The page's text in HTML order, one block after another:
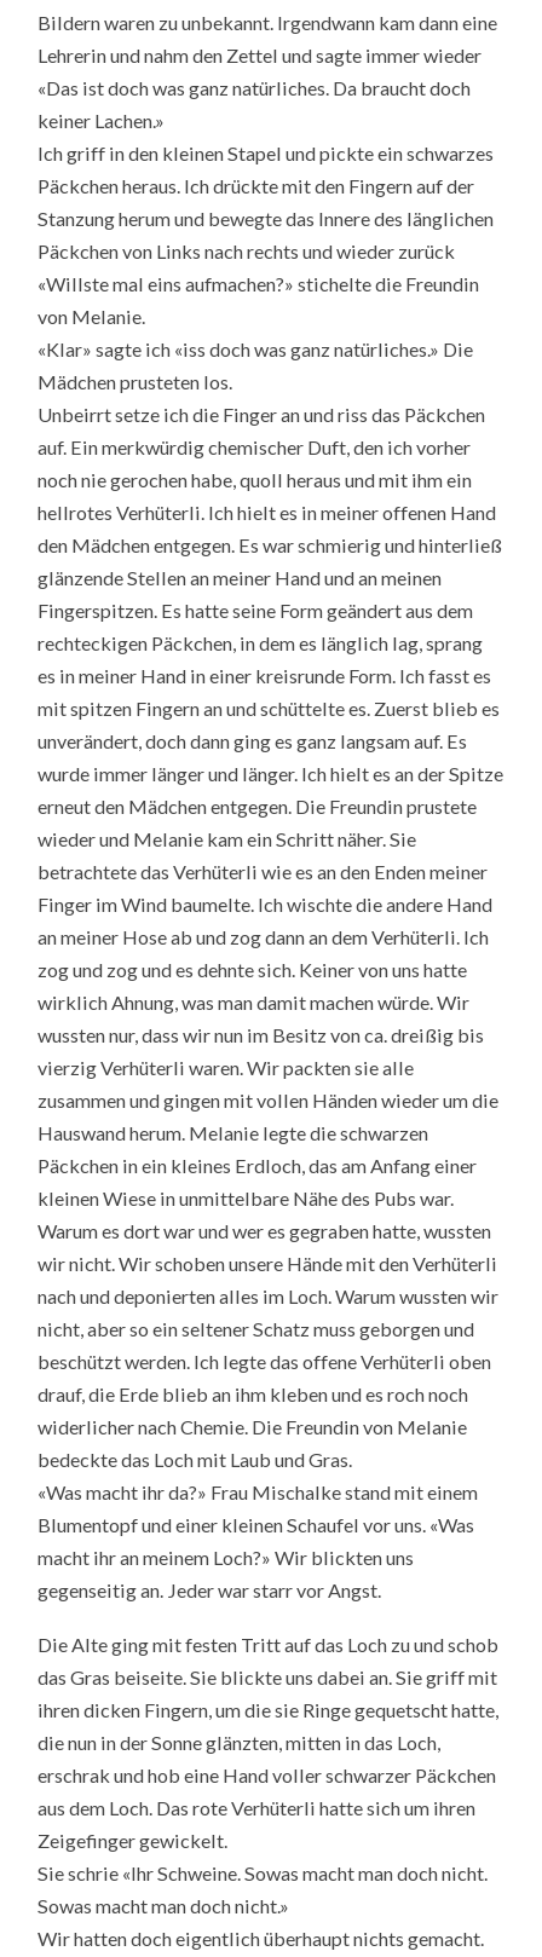
Bildern waren zu unbekannt. Irgendwann kam dann eine
Lehrerin und nahm den Zettel und sagte immer wieder
«Das ist doch was ganz natürliches. Da braucht doch
keiner Lachen.»
Ich griff in den kleinen Stapel und pickte ein schwarzes
Päckchen heraus. Ich drückte mit den Fingern auf der
Stanzung herum und bewegte das Innere des länglichen
Päckchen von Links nach rechts und wieder zurück
«Willste mal eins aufmachen?» stichelte die Freundin
von Melanie.
«Klar» sagte ich «iss doch was ganz natürliches.» Die
Mädchen prusteten los.
Unbeirrt setze ich die Finger an und riss das Päckchen
auf. Ein merkwürdig chemischer Duft, den ich vorher
noch nie gerochen habe, quoll heraus und mit ihm ein
hellrotes Verhüterli. Ich hielt es in meiner offenen Hand
den Mädchen entgegen. Es war schmierig und hinterließ
glänzende Stellen an meiner Hand und an meinen
Fingerspitzen. Es hatte seine Form geändert aus dem
rechteckigen Päckchen, in dem es länglich lag, sprang
es in meiner Hand in einer kreisrunde Form. Ich fasst es
mit spitzen Fingern an und schüttelte es. Zuerst blieb es
unverändert, doch dann ging es ganz langsam auf. Es
wurde immer länger und länger. Ich hielt es an der Spitze
erneut den Mädchen entgegen. Die Freundin prustete
wieder und Melanie kam ein Schritt näher. Sie
betrachtete das Verhüterli wie es an den Enden meiner
Finger im Wind baumelte. Ich wischte die andere Hand
an meiner Hose ab und zog dann an dem Verhüterli. Ich
zog und zog und es dehnte sich. Keiner von uns hatte
wirklich Ahnung, was man damit machen würde. Wir
wussten nur, dass wir nun im Besitz von ca. dreißig bis
vierzig Verhüterli waren. Wir packten sie alle
zusammen und gingen mit vollen Händen wieder um die
Hauswand herum. Melanie legte die schwarzen
Päckchen in ein kleines Erdloch, das am Anfang einer
kleinen Wiese in unmittelbare Nähe des Pubs war.
Warum es dort war und wer es gegraben hatte, wussten
wir nicht. Wir schoben unsere Hände mit den Verhüterli
nach und deponierten alles im Loch. Warum wussten wir
nicht, aber so ein seltener Schatz muss geborgen und
beschützt werden. Ich legte das offene Verhüterli oben
drauf, die Erde blieb an ihm kleben und es roch noch
widerlicher nach Chemie. Die Freundin von Melanie
bedeckte das Loch mit Laub und Gras.
«Was macht ihr da?» Frau Mischalke stand mit einem
Blumentopf und einer kleinen Schaufel vor uns. «Was
macht ihr an meinem Loch?» Wir blickten uns
gegenseitig an. Jeder war starr vor Angst.
Die Alte ging mit festen Tritt auf das Loch zu und schob
das Gras beiseite. Sie blickte uns dabei an. Sie griff mit
ihren dicken Fingern, um die sie Ringe gequetscht hatte,
die nun in der Sonne glänzten, mitten in das Loch,
erschrak und hob eine Hand voller schwarzer Päckchen
aus dem Loch. Das rote Verhüterli hatte sich um ihren
Zeigefinger gewickelt.
Sie schrie «Ihr Schweine. Sowas macht man doch nicht.
Sowas macht man doch nicht.»
Wir hatten doch eigentlich überhaupt nichts gemacht.